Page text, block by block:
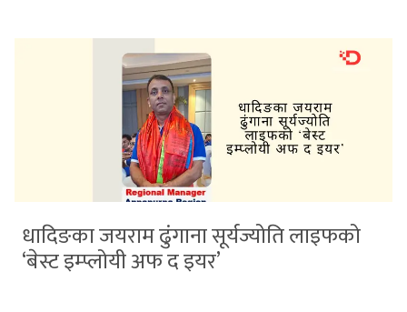
धादिङका जयराम ढुंगाना सूर्यज्योति लाइफको
‘बेस्ट इम्प्लोयी अफ द इयर’